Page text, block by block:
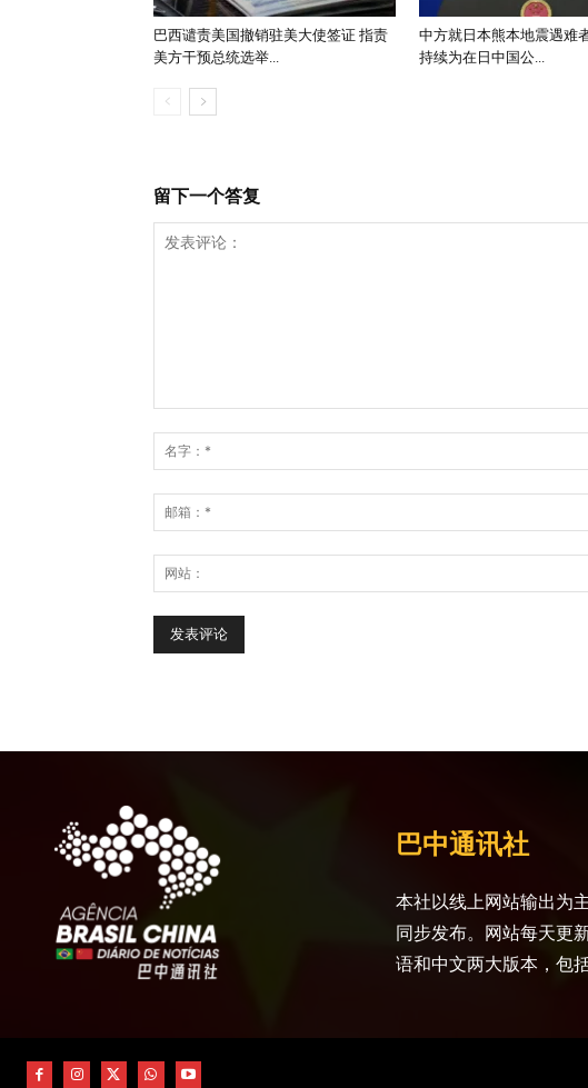
巴西谴责美国撤销驻美大使签证 指责
美方干预总统选举...
中方就日本熊本地震遇难
持续为在日中国公...
留下一个答复
巴中通讯社
本社以线上网站输出为
同步发布。网站每天更
语和中文两大版本，包